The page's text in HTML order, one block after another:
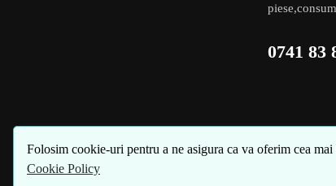
Folosim cookie-uri pentru a ne asigura ca va oferim cea
Cookie Policy
0741 83
© xEVO 2023
Created by